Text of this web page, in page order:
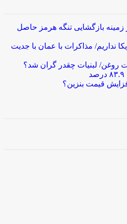
بازگشایی تنگه هرمز حاصل
نداریم/ مذاکرات با عمان با جدیت
قیمت بنزین؟